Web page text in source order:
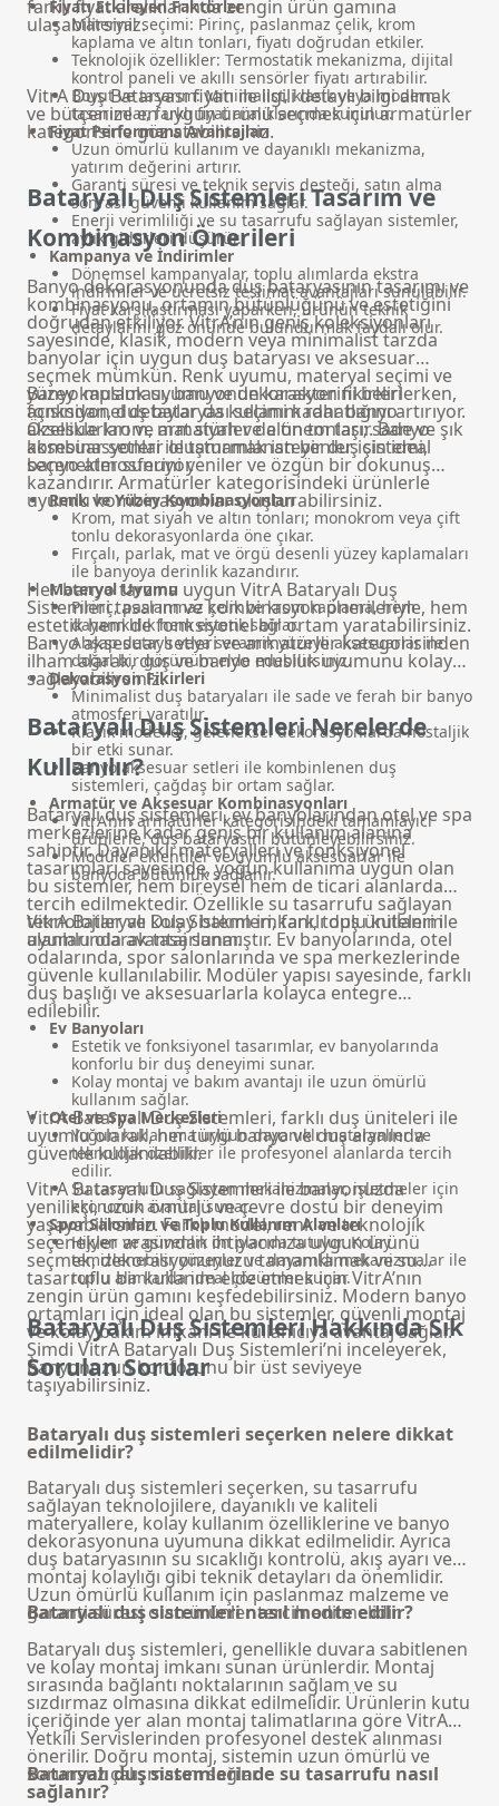
farklı fiyat aralıklarında zengin ürün gamına
ulaşabilirsiniz.
Fiyatı Etkileyen Faktörler
Materyal seçimi: Pirinç, paslanmaz çelik, krom
kaplama ve altın tonları, fiyatı doğrudan etkiler.
Teknolojik özellikler: Termostatik mekanizma, dijital
kontrol paneli ve akıllı sensörler fiyatı artırabilir.
Boyut ve tasarım: Minimalist, klasik veya modern
tasarımlar, farklı fiyat aralıklarında sunulur.
Fiyat Performans Avantajları
Uzun ömürlü kullanım ve dayanıklı mekanizma,
yatırım değerini artırır.
Garanti süresi ve teknik servis desteği, satın alma
sonrası güvenli kullanım sağlar.
Enerji verimliliği ve su tasarrufu sağlayan sistemler,
aylık giderleri düşürür.
Kampanya ve İndirimler
Dönemsel kampanyalar, toplu alımlarda ekstra
indirimler ve ücretsiz teslimat avantajları sunulabilir.
Fiyat karşılaştırması yaparken, ürünün teknik
detaylarını göz önünde bulundurmak faydalı olur.
VitrA Duş Bataryası fiyatı ile ilgili detaylı bilgi almak
ve bütçenize en uygun ürünü seçmek içinarmatürler
kategorisine göz atabilirsiniz.
Bataryalı Duş Sistemleri Tasarım ve
Kombinasyon Önerileri
Banyo dekorasyonunda duş bataryasının tasarımı ve
kombinasyonu, ortamın bütünlüğünü ve estetiğini
doğrudan etkiliyor. VitrA’nın geniş koleksiyonları
sayesinde, klasik, modern veya minimalist tarzda
banyolar için uygun duş bataryası ve aksesuar
seçmek mümkün. Renk uyumu, materyal seçimi ve
yüzey kaplaması, banyonun karakterini belirlerken,
fonksiyonel detaylar da kullanım rahatlığını artırıyor.
Özellikle krom, mat siyah ve altın tonları; sade ve şık
kombinasyonlar oluşturmak isteyenler için ideal
seçenekler sunuyor.
Banyo musluk uyumu ve dekorasyon fikirleri
açısından, duş bataryası seçimi kadar banyo
aksesuarları ve armatürler de önem taşır.Banyo
aksesuar setleriile tamamlanan bir duş sistemi,
banyo atmosferini yeniler ve özgün bir dokunuş
kazandırır. Armatürler kategorisindeki ürünlerle
uyumlu kombinasyonlar oluşturabilirsiniz.
Renk ve Yüzey Kombinasyonları
Krom, mat siyah ve altın tonları; monokrom veya çift
tonlu dekorasyonlarda öne çıkar.
Fırçalı, parlak, mat ve örgü desenli yüzey kaplamaları
ile banyoya derinlik kazandırır.
Materyal Uyumu
Pirinç, paslanmaz çelik ve krom kaplama, hem
dayanıklılık hem estetik sağlar.
Ahşap detaylı veya seramik yüzeyli aksesuarlar ile
doğal bir görünüm elde edebilirsiniz.
Dekorasyon Fikirleri
Minimalist duş bataryaları ile sade ve ferah bir banyo
atmosferi yaratılır.
Klasik modeller, geleneksel dekorasyonlarda nostaljik
bir etki sunar.
Banyo aksesuar setleri ile kombinlenen duş
sistemleri, çağdaş bir ortam sağlar.
Armatür ve Aksesuar Kombinasyonları
VitrA’nın armatürler kategorisindeki tamamlayıcı
ürünlerle, duş bataryasını bütünleyebilirsiniz.
Modüler eklentiler ve uyumlu aksesuarlar ile
banyoda bütünlük sağlanır.
Her banyo tarzına uygun VitrA Bataryalı Duş
Sistemleri tasarım ve kombinasyon önerileriyle, hem
estetik hem de fonksiyonel bir ortam yaratabilirsiniz.
Banyo aksesuar setlerive armatürler kategorisinden
ilham alarak, duş ve banyo musluk uyumunu kolayca
sağlayabilirsiniz.
Bataryalı Duş Sistemleri Nerelerde
Kullanılır?
Bataryalı duş sistemleri, ev banyolarından otel ve spa
merkezlerine kadar geniş bir kullanım alanına
sahiptir. Dayanıklı materyalleri ve fonksiyonel
tasarımları sayesinde, yoğun kullanıma uygun olan
bu sistemler, hem bireysel hem de ticari alanlarda
tercih edilmektedir. Özellikle su tasarrufu sağlayan
teknolojiler ve kolay bakım imkanı, toplu kullanım
alanlarında avantaj sunar.
VitrA Bataryalı Duş Sistemleri, farklıduş üniteleriile
uyumlu olarak tasarlanmıştır. Ev banyolarında, otel
odalarında, spor salonlarında ve spa merkezlerinde
güvenle kullanılabilir. Modüler yapısı sayesinde, farklı
duş başlığı ve aksesuarlarla kolayca entegre
edilebilir.
Ev Banyoları
Estetik ve fonksiyonel tasarımlar, ev banyolarında
konforlu bir duş deneyimi sunar.
Kolay montaj ve bakım avantajı ile uzun ömürlü
kullanım sağlar.
Otel ve Spa Merkezleri
Yoğun kullanıma uygun dayanıklı materyaller ve
teknolojik özellikler ile profesyonel alanlarda tercih
edilir.
Su tasarrufu sağlayan mekanizmalar, işletmeler için
ekonomik avantaj sunar.
Spor Salonları ve Toplu Kullanım Alanları
Hijyen ve güvenlik ön planda tutulur. Kolay
temizlenebilir yüzeyler ve dayanıklı mekanizmalar ile
toplu alanlarda ideal çözümler sunar.
VitrA Bataryalı Duş Sistemleri, farklı duş üniteleri ile
uyumlu olarak, her türlü banyo ve duş alanında
güvenle kullanılabilir.
VitrA Bataryalı Duş Sistemleri ile banyonuzda
yenilikçi, uzun ömürlü ve çevre dostu bir deneyim
yaşayabilirsiniz. Farklı model, renk ve teknolojik
seçenekler arasından ihtiyacınıza uygun ürünü
seçmek, dekorasyonunuzu tamamlamak ve su
tasarruflu bir kullanım elde etmek için VitrA’nın
zengin ürün gamını keşfedebilirsiniz. Modern banyo
ortamları için ideal olan bu sistemler, güvenli montaj
ve kolay bakım imkanı ile kullanıcıya avantaj sağlar.
Şimdi VitrA Bataryalı Duş Sistemleri’ni inceleyerek,
banyonuzun konforunu bir üst seviyeye
taşıyabilirsiniz.
Bataryalı Duş Sistemleri Hakkında Sık
Sorulan Sorular
Bataryalı duş sistemleri seçerken nelere dikkat
edilmelidir?
Bataryalı duş sistemleri seçerken, su tasarrufu
sağlayan teknolojilere, dayanıklı ve kaliteli
materyallere, kolay kullanım özelliklerine ve banyo
dekorasyonuna uyumuna dikkat edilmelidir. Ayrıca
duş bataryasının su sıcaklığı kontrolü, akış ayarı ve
montaj kolaylığı gibi teknik detayları da önemlidir.
Uzun ömürlü kullanım için paslanmaz malzeme ve
garanti süresi olan ürünler tercih edilmelidir.
Bataryalı duş sistemleri nasıl monte edilir?
Bataryalı duş sistemleri, genellikle duvara sabitlenen
ve kolay montaj imkanı sunan ürünlerdir. Montaj
sırasında bağlantı noktalarının sağlam ve su
sızdırmaz olmasına dikkat edilmelidir. Ürünlerin kutu
içeriğinde yer alan montaj talimatlarına göre VitrA
Yetkili Servislerinden profesyonel destek alınması
önerilir. Doğru montaj, sistemin uzun ömürlü ve
sorunsuz çalışmasını sağlar.
Bataryalı duş sistemlerinde su tasarrufu nasıl
sağlanır?